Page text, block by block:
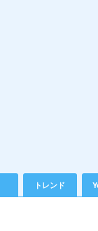
トレンド